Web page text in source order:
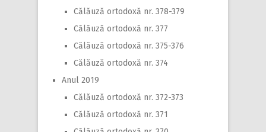
Călăuză ortodoxă nr. 378-379
Călăuză ortodoxă nr. 377
Călăuză ortodoxă nr. 375-376
Călăuză ortodoxă nr. 374
Anul 2019
Călăuză ortodoxă nr. 372-373
Călăuză ortodoxă nr. 371